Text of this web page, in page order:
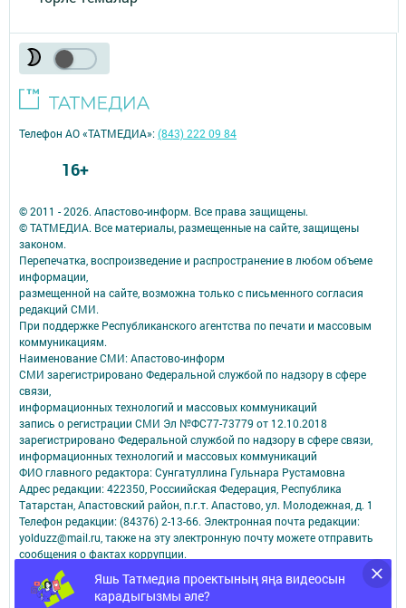
Яшь Татмедиа проектының яңа видеосын
карадыгызмы әле?
© 2011 - 2026. Апастово-информ. Все права защищены.
© ТАТМЕДИА. Все материалы, размещенные на сайте, защищены
законом.
Перепечатка, воспроизведение и распространение в любом объеме
информации,
размещенной на сайте, возможна только с письменного согласия
редакций СМИ.
При поддержке Республиканского агентства по печати и массовым
коммуникациям.
Наименование СМИ: Апастово-информ
СМИ зарегистрировано Федеральной службой по надзору в сфере
связи,
информационных технологий и массовых коммуникаций
запись о регистрации СМИ Эл №ФС77-73779 от 12.10.2018
зарегистрировано Федеральной службой по надзору в сфере связи,
информационных технологий и массовых коммуникаций
ФИО главного редактора: Сунгатуллина Гульнара Рустамовна
Адрес редакции: 422350, Россиийская Федерация, Республика
Татарстан, Апастовский район, п.г.т. Апастово, ул. Молодежная, д. 1
Телефон редакции: (84376) 2-13-66. Электронная почта редакции:
yolduzz@mail.ru, также на эту электронную почту можете отправить
сообщения о фактах коррупции.
Учредитель СМИ: АО «ТАТМЕДИА»
Антикоррупционная политика
Телефон АО «ТАТМЕДИА»:(843) 222 09 84
16+